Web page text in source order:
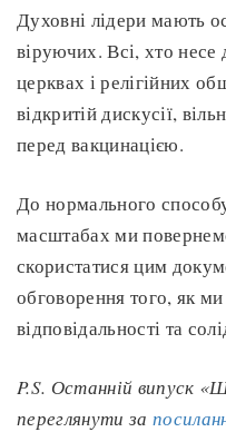
Духовні лідери мають
віруючих. Всі, хто несе
церквах і релігійних
відкритій дискусії,
перед вакцинацією.
До нормального
масштабах ми
скористатися цим
обговорення того, як
відповідальності та
P.S. Останній випуск
переглянути за